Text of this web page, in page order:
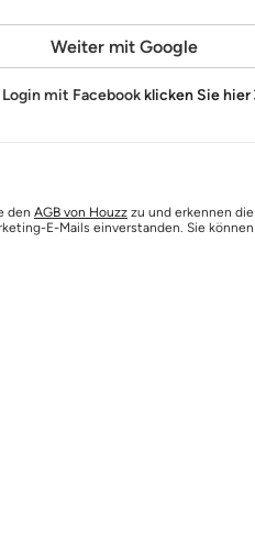
Weiter mit Google
Login mit Facebookklicken Sie hier
den AGB von Houzz zu und erkennen die
E-Mails einverstanden. Sie können